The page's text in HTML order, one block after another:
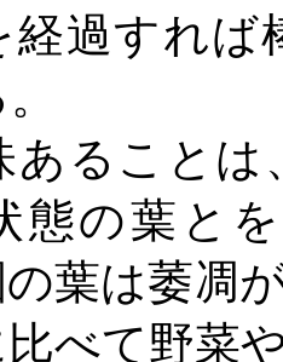
経過すれ
あること
態の葉と
葉は萎凋
べて野菜